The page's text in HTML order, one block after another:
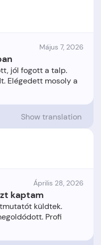
Május 7, 2026
jól fogott a talp.
Elégedett mosoly a
Show translation
Április 28, 2026
kaptam
küldtek.
Profi